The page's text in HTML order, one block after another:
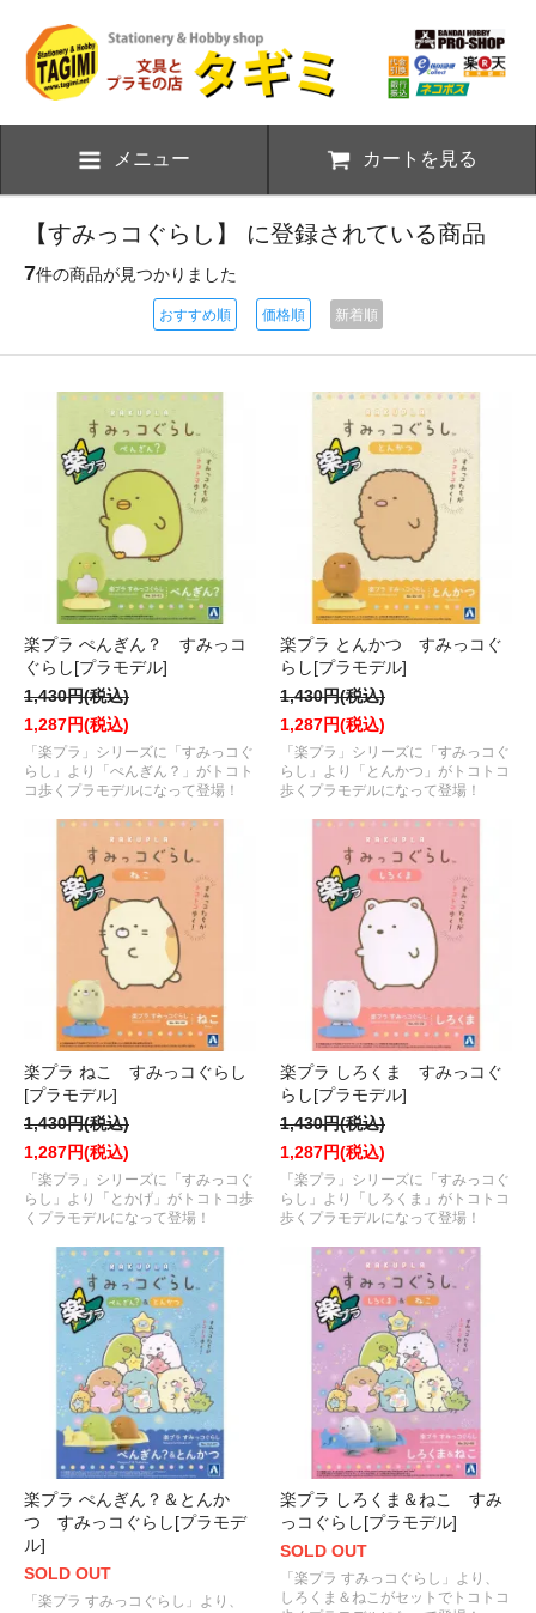
メニュー カートを見る
【すみっコぐらし】 に登録されている商品
7件の商品が見つかりました
おすすめ順 価格順 新着順
楽プラ ぺんぎん？ すみっコ
ぐらし[プラモデル]
1,430円(税込)
1,287円(税込)
「楽プラ」シリーズに「すみっコぐ
らし」より「ぺんぎん？」がトコト
コ歩くプラモデルになって登場！
楽プラ とんかつ すみっコぐ
らし[プラモデル]
1,430円(税込)
1,287円(税込)
「楽プラ」シリーズに「すみっコぐ
らし」より「とんかつ」がトコトコ
歩くプラモデルになって登場！
楽プラ ねこ すみっコぐらし
[プラモデル]
1,430円(税込)
1,287円(税込)
「楽プラ」シリーズに「すみっコぐ
らし」より「とかげ」がトコトコ歩
くプラモデルになって登場！
楽プラ しろくま すみっコぐ
らし[プラモデル]
1,430円(税込)
1,287円(税込)
「楽プラ」シリーズに「すみっコぐ
らし」より「しろくま」がトコトコ
歩くプラモデルになって登場！
楽プラ ぺんぎん？＆とんか
つ すみっコぐらし[プラモデ
ル]
SOLD OUT
「楽プラ すみっコぐらし」より、
楽プラ しろくま＆ねこ すみ
っコぐらし[プラモデル]
SOLD OUT
「楽プラ すみっコぐらし」より、
しろくま＆ねこがセットでトコトコ